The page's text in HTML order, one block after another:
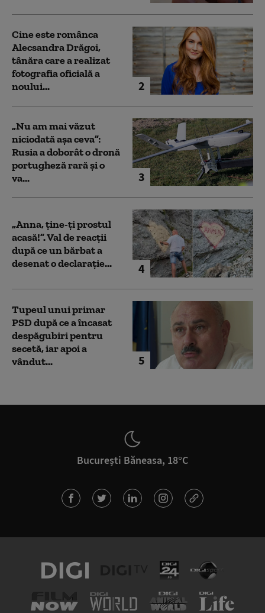
2
Cine este românca
Alecsandra Drăgoi,
tânăra care a realizat
fotografia oficială a
noului...
3
„Nu am mai văzut
niciodată așa ceva”:
Rusia a doborât o dronă
portugheză rară și o
va...
4
„Anna, ţine-ţi prostul
acasă!”. Val de reacții
după ce un bărbat a
desenat o declarație...
5
Tupeul unui primar
PSD după ce a încasat
despăgubiri pentru
secetă, iar apoi a
vândut...
București Băneasa, 18°C